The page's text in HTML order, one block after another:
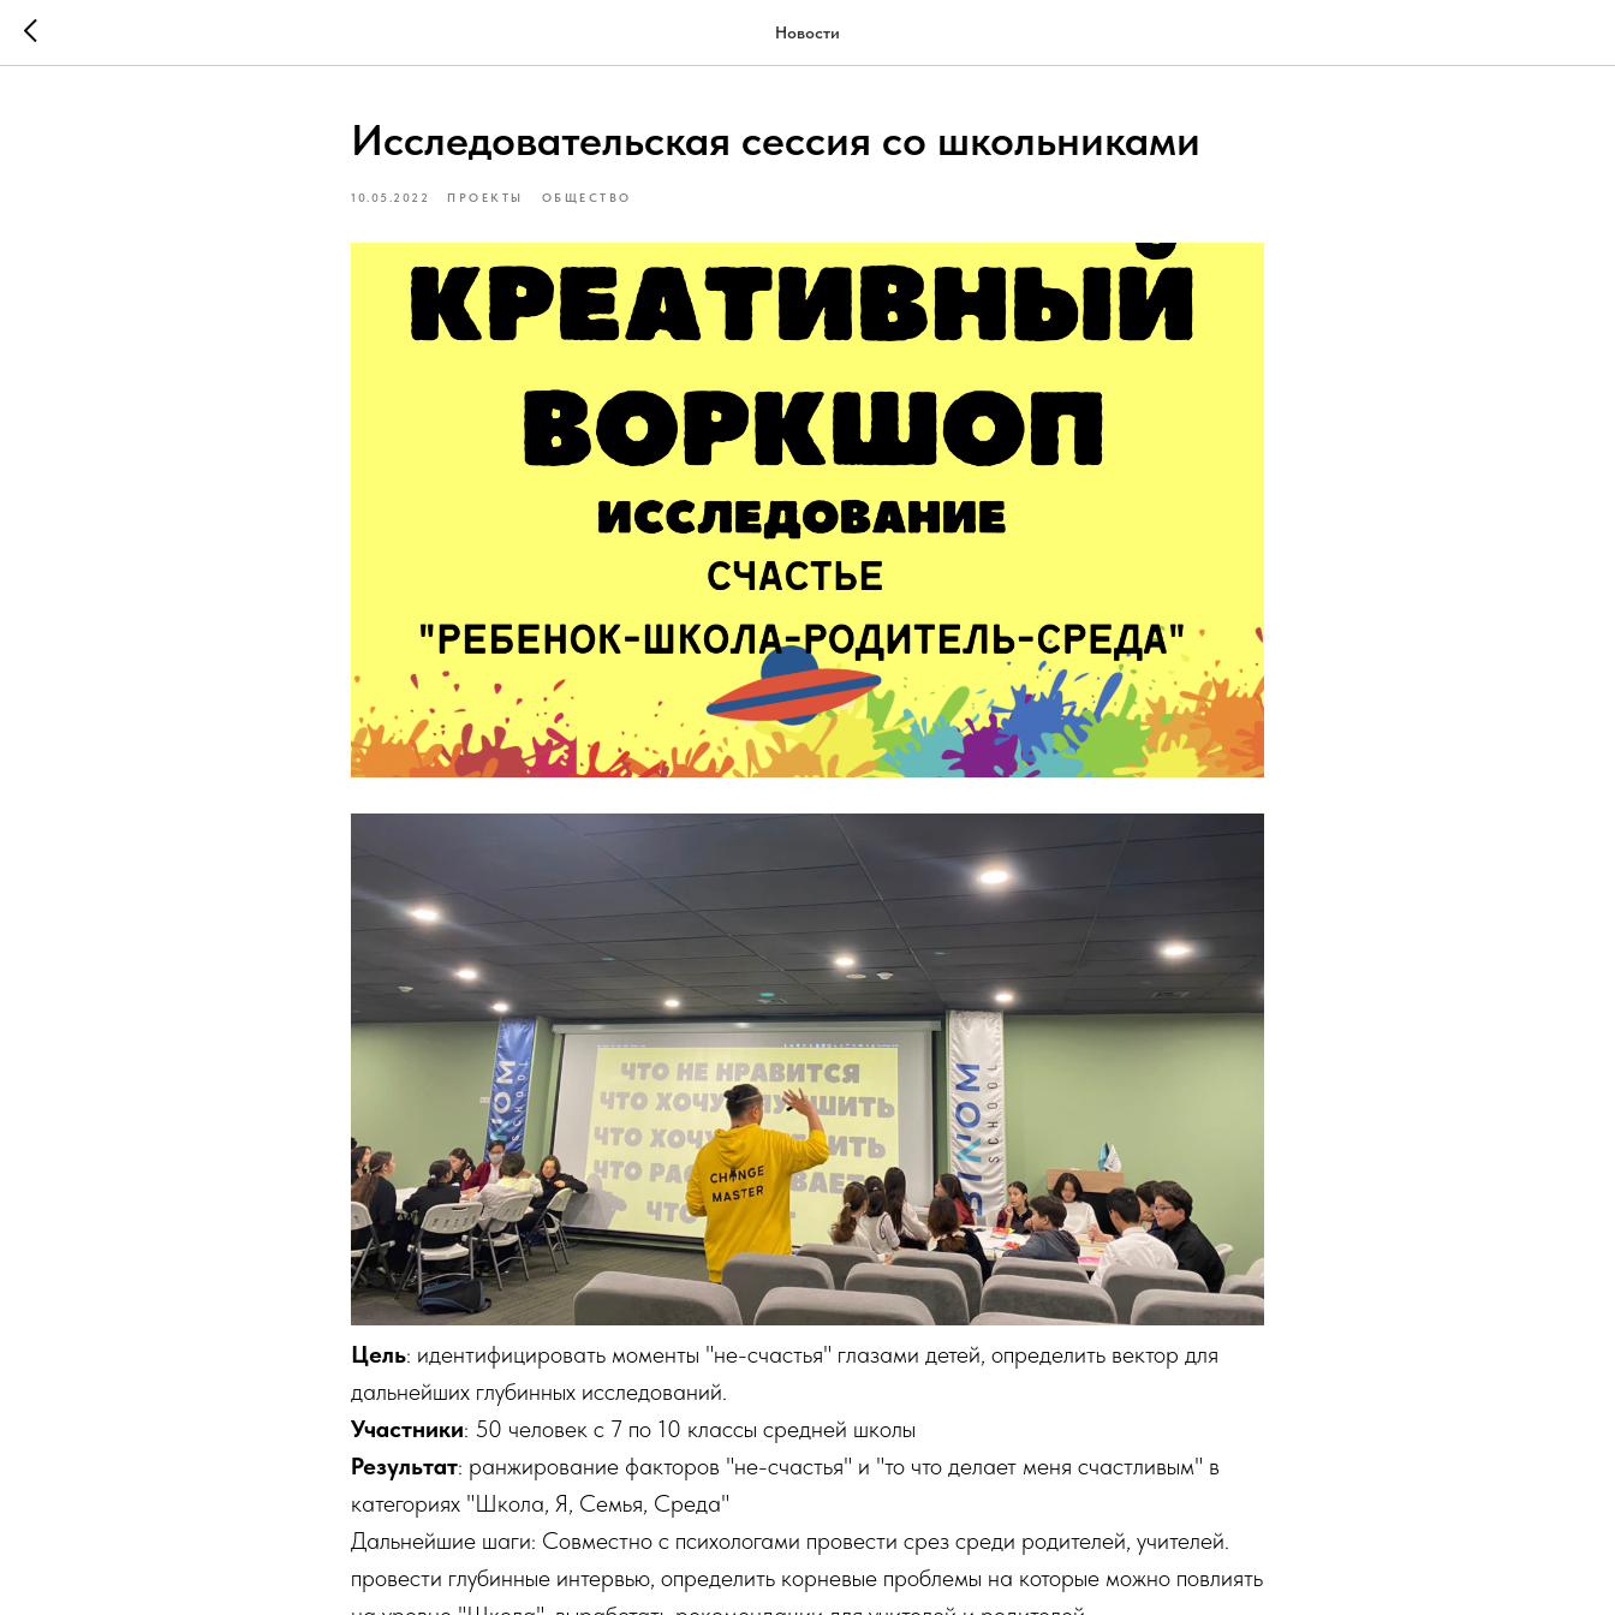
Новости
Исследовательская сессия со школьниками
10.05.2022 ПРОЕКТЫ ОБЩЕСТВО
Цель: идентифицировать моменты "не-счастья" глазами детей, определить вектор для
дальнейших глубинных исследований.
Участники: 50 человек с 7 по 10 классы средней школы
Результат: ранжирование факторов "не-счастья" и "то что делает меня счастливым" в
категориях "Школа, Я, Семья, Среда"
Дальнейшие шаги: Совместно с психологами провести срез среди родителей, учителей.
провести глубинные интервью, определить корневые проблемы на которые можно повлиять